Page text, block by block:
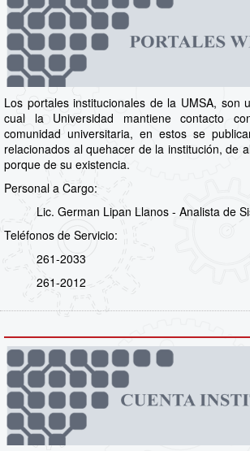
Los portales institucionales de la UMSA, son
cual la Universidad mantiene contacto
comunidad universitaria, en estos se
relacionados al quehacer de la institución, de
porque de su existencia.
Personal a Cargo:
Lic. German Lipan Llanos - Analista de
Teléfonos de Servicio:
261-2033
261-2012